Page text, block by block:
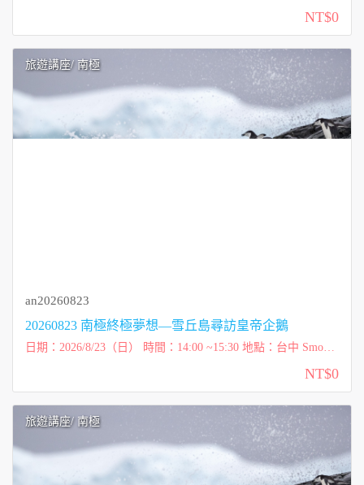
NT$0
旅遊講座/ 南極
an20260823
20260823 南極終極夢想—雪丘島尋訪皇帝企鵝
日期：2026/8/23（日） 時間：14:00 ~15:30 地點：台中 Smoho
NT$0
旅遊講座/ 南極